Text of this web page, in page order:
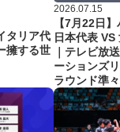
タリア代
擁する世
2026.07.15
【7月22日
日本代表
｜テレビ放
ーションズ
ラウンド準